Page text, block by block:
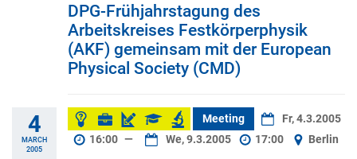
DPG-Frühjahrstagung des
Arbeitskreises Festkörperphysik
(AKF) gemeinsam mit der European
Physical Society (CMD)
4
MARCH
2005
Meeting
Fr, 4.3.2005
16:00 — We, 9.3.2005 17:00 Berlin